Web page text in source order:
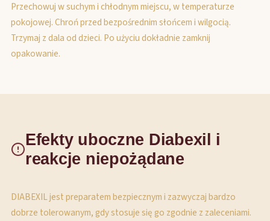
Przechowuj w suchym i chłodnym miejscu, w temperaturze
pokojowej. Chroń przed bezpośrednim słońcem i wilgocią.
Trzymaj z dala od dzieci. Po użyciu dokładnie zamknij
opakowanie.
Efekty uboczne Diabexil i
reakcje niepożądane
DIABEXIL jest preparatem bezpiecznym i zazwyczaj bardzo
dobrze tolerowanym, gdy stosuje się go zgodnie z zaleceniami.